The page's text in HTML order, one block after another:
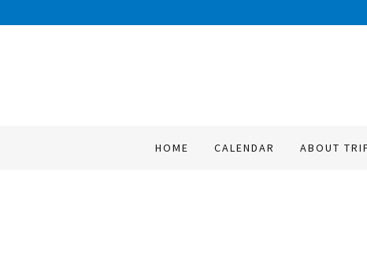
HOME CALENDAR ABOUT